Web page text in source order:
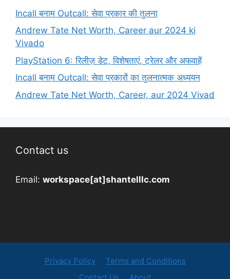
Incall बनाम Outcall: सेवा प्रकार की तुलना
Andrew Tate Net Worth, Career aur 2024 ki
Vivado
PlayStation 6: रिलीज़ डेट, विशेषताएं, ट्रेलर और अफवाहें
Incall बनाम Outcall: सेवा प्रकारों का तुलनात्मक अध्ययन
Andrew Tate Net Worth, Career, aur 2024 Vivad
Contact us
Email: workspace[at]shantelllc.com
Privacy Policy
Terms and Conditions